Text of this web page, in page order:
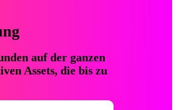
auf der ganzen
Assets, die bis zu